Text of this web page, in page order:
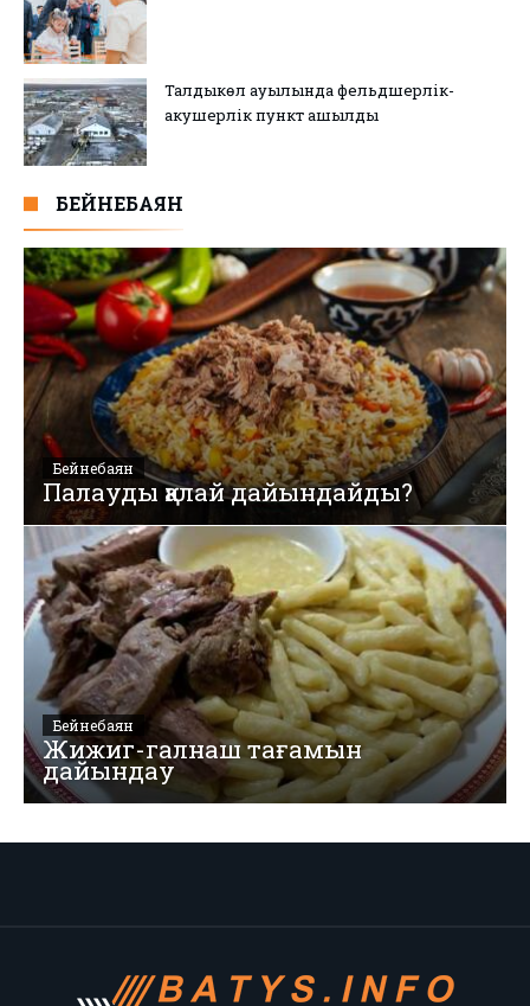
Талдыкөл ауылында фельдшерлік-
акушерлік пункт ашылды
БЕЙНЕБАЯН
Бейнебаян
Палауды қалай дайындайды?
Бейнебаян
Жижиг-галнаш тағамын
дайындау